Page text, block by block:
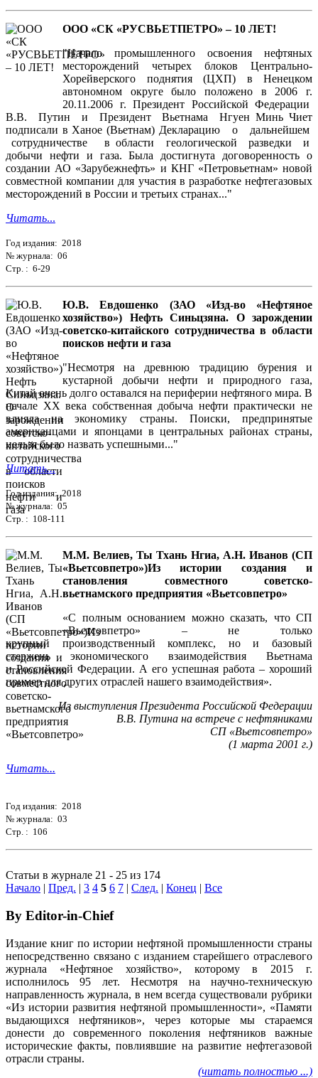
ООО «СК «РУСВЬЕТПЕТРО» – 10 ЛЕТ!
"Начало промышленного освоения нефтяных
месторождений четырех блоков Центрально-
Хорейверского поднятия (ЦХП) в Ненецком
автономном округе было положено в 2006 г.
20.11.2006 г. Президент Российской Федерации
В.В. Путин и Президент Вьетнама Нгуен Минь Чиет
подписали в Ханое (Вьетнам) Декларацию о дальнейшем
сотрудничестве в области геологической разведки и
добычи нефти и газа. Была достигнута договоренность о
создании АО «Зарубежнефть» и КНГ «Петровьетнам» новой
совместной компании для участия в разработке нефтегазовых
месторождений в России и третьих странах..."
Читать...
Год издания: 2018
№ журнала: 06
Стр. : 6-29
Ю.В. Евдошенко (ЗАО «Изд-во «Нефтяное
хозяйство») Нефть Синьцзяна. О зарождении
советско-китайского сотрудничества в области
поисков нефти и газа
"Несмотря на древнюю традицию бурения и
кустарной добычи нефти и природного газа,
Китай очень долго оставался на периферии нефтяного мира. В
начале ХХ века собственная добыча нефти практически не
влияла на экономику страны. Поиски, предпринятые
американцами и японцами в центральных районах страны,
нельзя было назвать успешными..."
Читать...
Год издания: 2018
№ журнала: 05
Стр. : 108-111
М.М. Велиев, Ты Тхань Нгиа, А.Н. Иванов (СП
«Вьетсовпетро»)Из истории создания и
становления совместного советско-
вьетнамского предприятия «Вьетсовпетро»
«С полным основанием можно сказать, что СП
«Вьетсовпетро» – не только
крупный производственный комплекс, но и базовый
стержень экономического взаимодействия Вьетнама
и Российской Федерации. А его успешная работа – хороший
пример для других отраслей нашего взаимодействия».
Из выступления Президента Российской Федерации
В.В. Путина на встрече с нефтяниками
СП «Вьетсовпетро»
(1 марта 2001 г.)
Читать...
Год издания: 2018
№ журнала: 03
Стр. : 106
Статьи в журнале 21 - 25 из 174
Начало | Пред. | 3 4 5 6 7 | След. | Конец | Все
By Editor-in-Chief
Издание книг по истории нефтяной промышленности страны
непосредственно связано с изданием старейшего отраслевого
журнала «Нефтяное хозяйство», которому в 2015 г.
исполнилось 95 лет. Несмотря на научно-техническую
направленность журнала, в нем всегда существовали рубрики
«Из истории развития нефтяной промышленности», «Памяти
выдающихся нефтяников», через которые мы стараемся
донести до современного поколения нефтяников важные
исторические факты, повлиявшие на развитие нефтегазовой
отрасли страны.
(читать полностью ...)